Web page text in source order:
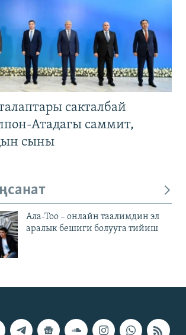
сакталбай
Атадагы саммит,
сыны
Ала-Тоо – онлайн таалимдин эл
аралык бешиги болууга тийиш